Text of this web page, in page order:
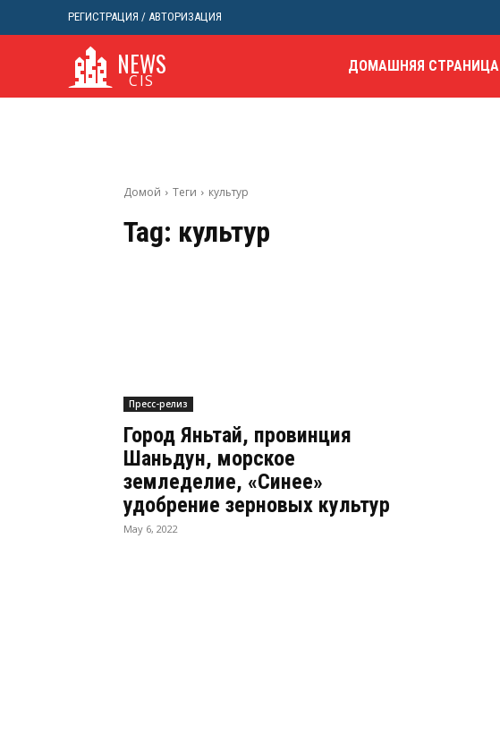
РЕГИСТРАЦИЯ / АВТОРИЗАЦИЯ
NEWS
CIS
ДОМАШНЯЯ СТРАНИЦА
Домой Теги культур
Tag: культур
Пресс-релиз
Город Яньтай, провинция
Шаньдун, морское
земледелие, «Синее»
удобрение зерновых культур
May 6, 2022